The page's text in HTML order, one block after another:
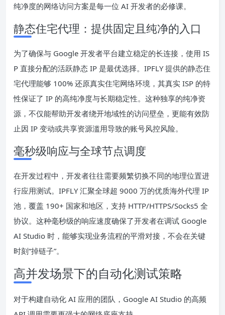
纯净度的网络访问方案是每一位 AI 开发者的必修课。
静态住宅代理：提供固定且纯净的入口
为了确保与 Google 开发者平台建立稳定的长连接，使用 IS
P 直接分配的活跃静态 IP 是最优选择。IPFLY 提供的静态住
宅代理能够 100% 还原真实住宅网络环境，其真实 ISP 的特
性保证了 IP 的高纯净度与长期稳定性。这种独享的纯净资
源，不仅能帮助开发者绕开地域性的访问壁垒，更能有效防
止因 IP 变动或共享资源滥用导致的账号风控风险。
毫秒级响应与全球节点调度
在开发过程中，开发者往往需要频繁切换不同的地理位置进
行应用测试。IPFLY 汇聚全球超 9000 万的优质海外代理 IP
池，覆盖 190+ 国家和地区，支持 HTTP/HTTPS/Socks5 全
协议。这种毫秒级的响应速度确保了开发者在调试 Google
AI Studio 时，能够实现业务流程的平滑对接，不会在关键
时刻“掉链子”。
高并发场景下的自动化测试策略
对于构建自动化 AI 应用的团队，Google AI Studio 的高频